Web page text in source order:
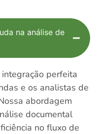
na análise de
perfeita
e os analistas de
abordagem
documental
no fluxo de